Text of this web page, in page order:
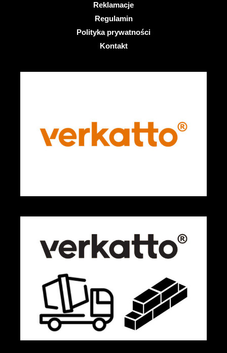
Reklamacje
Regulamin
Polityka prywatności
Kontakt